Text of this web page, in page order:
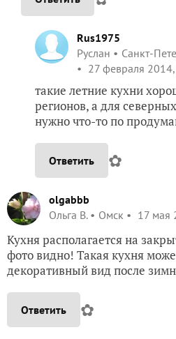
Rus1975
Руслан
Санкт-
27 февраля
такие летние кухни
регионов, а для
нужно что-то по
Ответить ✿
olgabbb
Ольга В.
Омск 17 мая
Кухня располагается на
фото видно! Такая кухня
декоративный вид после
Ответить ✿